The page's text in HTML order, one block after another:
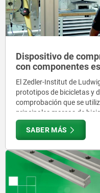
Dispositivo de
con componentes
El Zedler-Institut de
prototipos de bicicletas y
comprobación que se
principales marcas de
SABER MÁS